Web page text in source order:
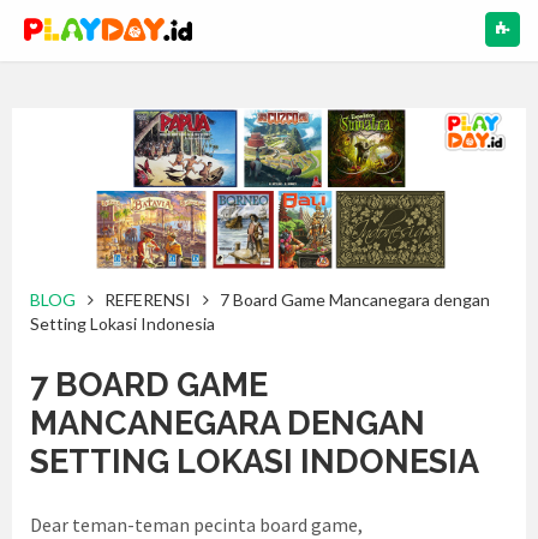
NAV
BLOG REFERENSI
7 Board Game Mancanegara dengan
Setting Lokasi Indonesia
7 BOARD GAME
MANCANEGARA DENGAN
SETTING LOKASI INDONESIA
Dear teman-teman pecinta board game,